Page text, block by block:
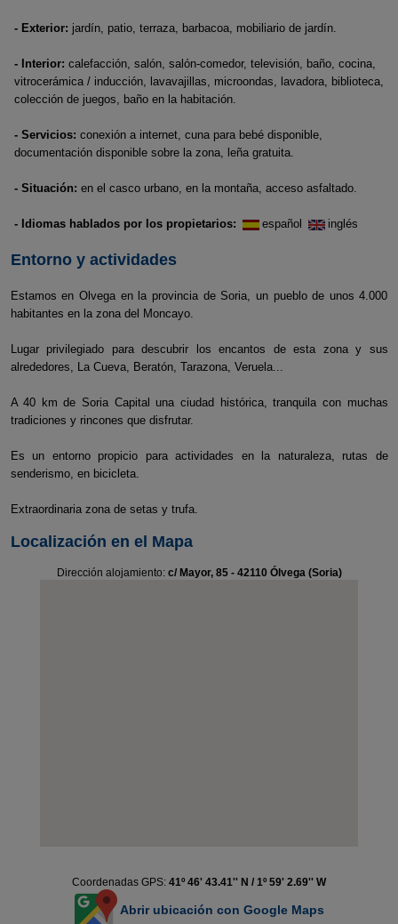
- Exterior: jardín, patio, terraza, barbacoa, mobiliario de jardín.
- Interior: calefacción, salón, salón-comedor, televisión, baño, cocina,
vitrocerámica / inducción, lavavajillas, microondas, lavadora, biblioteca,
colección de juegos, baño en la habitación.
- Servicios: conexión a internet, cuna para bebé disponible,
documentación disponible sobre la zona, leña gratuita.
- Situación: en el casco urbano, en la montaña, acceso asfaltado.
- Idiomas hablados por los propietarios: español inglés
Entorno y actividades
Estamos en Olvega en la provincia de Soria, un pueblo de unos 4.000
habitantes en la zona del Moncayo.
Lugar privilegiado para descubrir los encantos de esta zona y sus
alrededores, La Cueva, Beratón, Tarazona, Veruela...
A 40 km de Soria Capital una ciudad histórica, tranquila con muchas
tradiciones y rincones que disfrutar.
Es un entorno propicio para actividades en la naturaleza, rutas de
senderismo, en bicicleta.
Extraordinaria zona de setas y trufa.
Localización en el Mapa
Dirección alojamiento: c/ Mayor, 85 - 42110 Ólvega (Soria)
Coordenadas GPS: 41º 46' 43.41'' N / 1º 59' 2.69'' W
Abrir ubicación con Google Maps